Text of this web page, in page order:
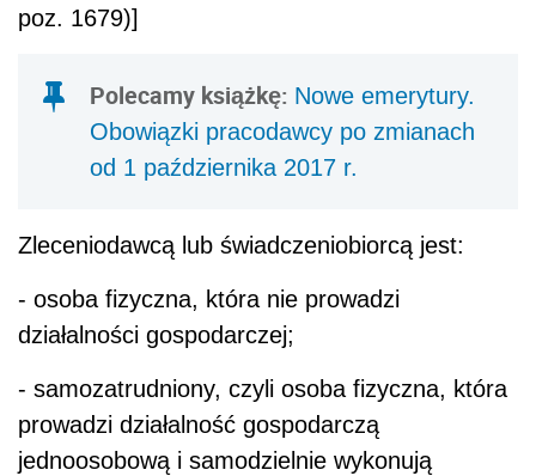
poz. 1679)]
Polecamy książkę: Nowe emerytury.
Obowiązki pracodawcy po zmianach
od 1 października 2017 r.
Zleceniodawcą lub świadczeniobiorcą jest:
- osoba fizyczna, która nie prowadzi
działalności gospodarczej;
- samozatrudniony, czyli osoba fizyczna, która
prowadzi działalność gospodarczą
jednoosobową i samodzielnie wykonują